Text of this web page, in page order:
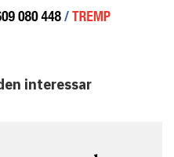
interessar